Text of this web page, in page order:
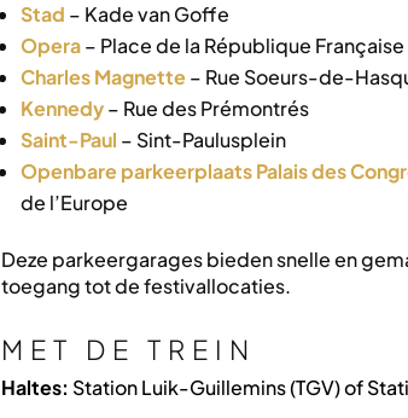
Stad – Kade van Goffe
Opera– Place de la République Française
Charles Magnette– Rue Soeurs-de-
Kennedy– Rue des Prémontrés
Saint-Paul – Sint-Paulusplein
Openbare parkeerplaats Palais des
de l’Europe
Deze parkeergarages bieden snelle en
toegang tot de festivallocaties.
MET DE TREIN
Haltes: Station Luik-Guillemins (TGV) of